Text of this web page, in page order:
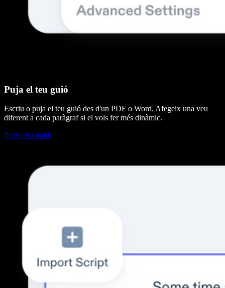
Puja el teu guió
Escriu o puja el teu guió des d'un PDF o Word. Afegeix una veu
diferent a cada paràgraf si el vols fer més dinàmic.
Prova-ho gratis